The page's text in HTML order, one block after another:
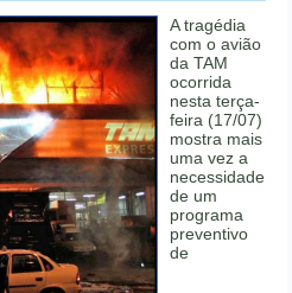
A tragédia
com o avião
da TAM
ocorrida
nesta terça-
feira (17/07)
mostra mais
uma vez a
necessidade
de um
programa
preventivo
de